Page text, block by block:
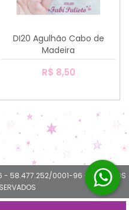
DI20 Agulhão Cabo de
Madeira
R$ 8,50
- 58.477.252/0001-96 - TODOS OS